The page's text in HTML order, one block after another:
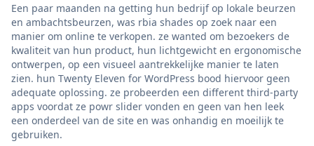
Een paar maanden na getting hun bedrijf op lokale beurzen
en ambachtsbeurzen, was rbia shades op zoek naar een
manier om online te verkopen. ze wanted om bezoekers de
kwaliteit van hun product, hun lichtgewicht en ergonomische
ontwerpen, op een visueel aantrekkelijke manier te laten
zien. hun Twenty Eleven for WordPress bood hiervoor geen
adequate oplossing. ze probeerden een different third-party
apps voordat ze powr slider vonden en geen van hen leek
een onderdeel van de site en was onhandig en moeilijk te
gebruiken.